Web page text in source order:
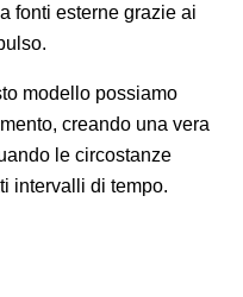
fonti esterne grazie ai
modello possiamo
creando una vera
le circostanze
intervalli di tempo.